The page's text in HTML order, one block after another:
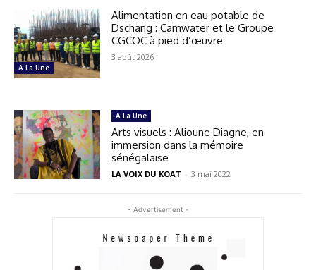
A La Une
Alimentation en eau potable de
Dschang : Camwater et le Groupe
CGCOC à pied d’œuvre
3 août 2026
A La Une
Arts visuels : Alioune Diagne, en
immersion dans la mémoire
sénégalaise
LA VOIX DU KOAT - 3 mai 2022
- Advertisement -